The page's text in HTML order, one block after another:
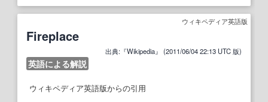
ウィキペディア英語版
Fireplace
出典:『Wikipedia』 (2011/06/04 22:13 UTC 版)
英語による解説
ウィキペディア英語版からの引用